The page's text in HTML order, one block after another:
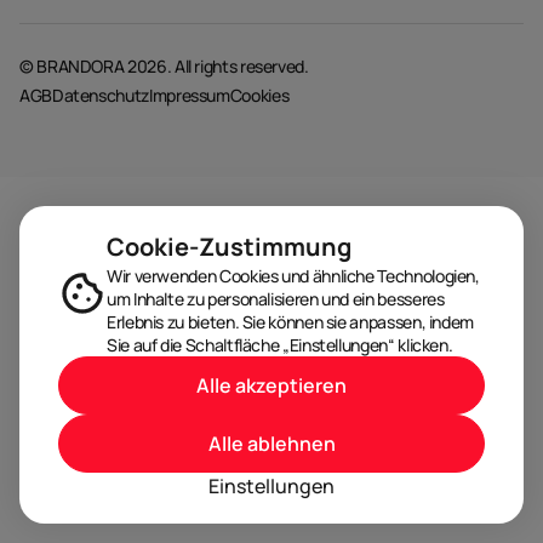
© BRANDORA 2026. All rights reserved.
AGBDatenschutzImpressumCookies
Cookie-Zustimmung
Wir verwenden Cookies und ähnliche Technologien,
um Inhalte zu personalisieren und ein besseres
Erlebnis zu bieten. Sie können sie anpassen, indem
Sie auf die Schaltfläche „Einstellungen“ klicken.
Einstellungen
Alle ablehnen
Alle akzeptieren